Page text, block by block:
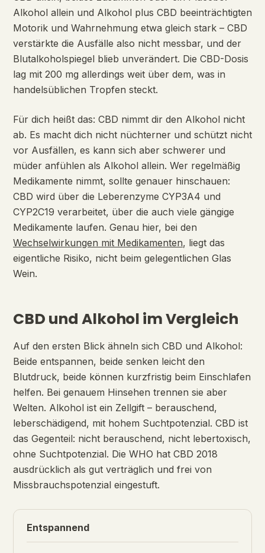
Alkohol allein und Alkohol plus CBD beeinträchtigten
Motorik und Wahrnehmung etwa gleich stark – CBD
verstärkte die Ausfälle also nicht messbar, und der
Blutalkoholspiegel blieb unverändert. Die CBD-Dosis
lag mit 200 mg allerdings weit über dem, was in
handelsüblichen Tropfen steckt.
Für dich heißt das: CBD nimmt dir den Alkohol nicht
ab. Es macht dich nicht nüchterner und schützt nicht
vor Ausfällen, es kann sich aber schwerer und
müder anfühlen als Alkohol allein. Wer regelmäßig
Medikamente nimmt, sollte genauer hinschauen:
CBD wird über die Leberenzyme CYP3A4 und
CYP2C19 verarbeitet, über die auch viele gängige
Medikamente laufen. Genau hier, bei den
Wechselwirkungen mit Medikamenten, liegt das
eigentliche Risiko, nicht beim gelegentlichen Glas
Wein.
CBD und Alkohol im Vergleich
Auf den ersten Blick ähneln sich CBD und Alkohol:
Beide entspannen, beide senken leicht den
Blutdruck, beide können kurzfristig beim Einschlafen
helfen. Bei genauem Hinsehen trennen sie aber
Welten. Alkohol ist ein Zellgift – berauschend,
leberschädigend, mit hohem Suchtpotenzial. CBD ist
das Gegenteil: nicht berauschend, nicht lebertoxisch,
ohne Suchtpotenzial. Die WHO hat CBD 2018
ausdrücklich als gut verträglich und frei von
Missbrauchspotenzial eingestuft.
Entspannend